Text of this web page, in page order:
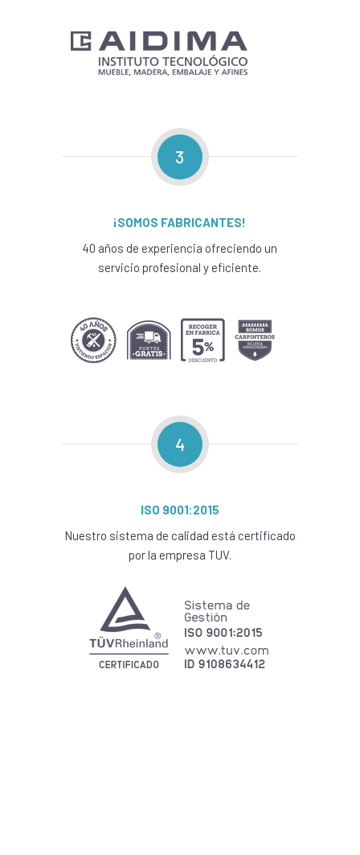
3
¡SOMOS FABRICANTES!
40 años de experiencia ofreciendo un
servicio profesional y eficiente.
4
ISO 9001:2015
Nuestro sistema de calidad está certificado
por la empresa TUV.